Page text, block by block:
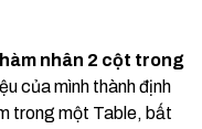
hàm nhân 2 cột trong
của mình thành định
trong một Table, bất